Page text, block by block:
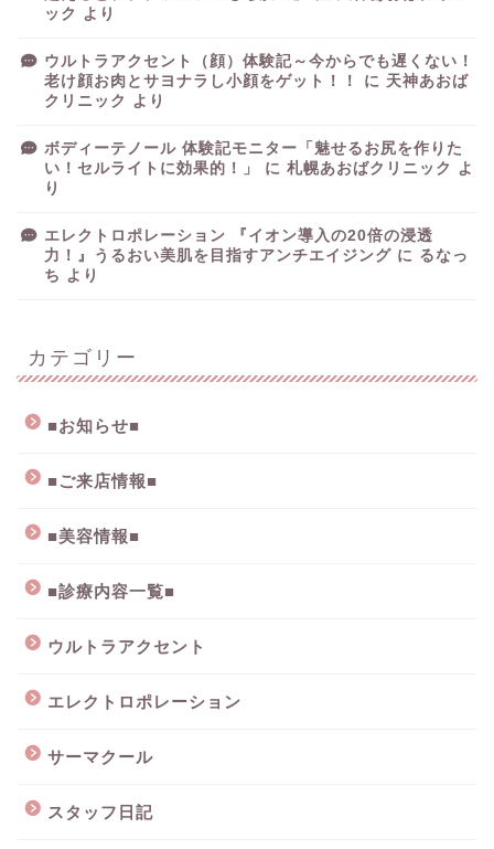
ック より
ウルトラアクセント（顔）体験記～今からでも遅くない！
老け顔お肉とサヨナラし小顔をゲット！！
に 天神あおば
クリニック より
ボディーテノール 体験記モニター「魅せるお尻を作りた
い！セルライトに効果的！」
に 札幌あおばクリニック よ
り
エレクトロポレーション 『イオン導入の20倍の浸透
力！』うるおい美肌を目指すアンチエイジング に るなっ
ち より
カテゴリー
■お知らせ■
■ご来店情報■
■美容情報■
■診療内容一覧■
ウルトラアクセント
エレクトロポレーション
サーマクール
スタッフ日記